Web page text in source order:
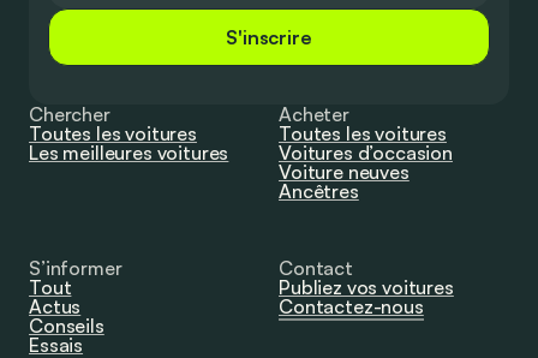
S'inscrire
Chercher
Toutes les voitures
Les meilleures voitures
Acheter
Toutes les voitures
Voitures d’occasion
Voiture neuves
Ancêtres
S’informer
Tout
Actus
Conseils
Essais
Contact
Publiez vos voitures
Contactez-nous